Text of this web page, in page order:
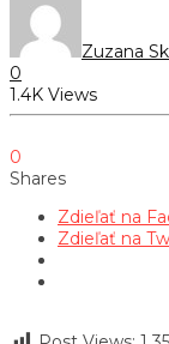
Zuzana
0
1.4K Views
0
Shares
Zdieľať na
Zdieľať na